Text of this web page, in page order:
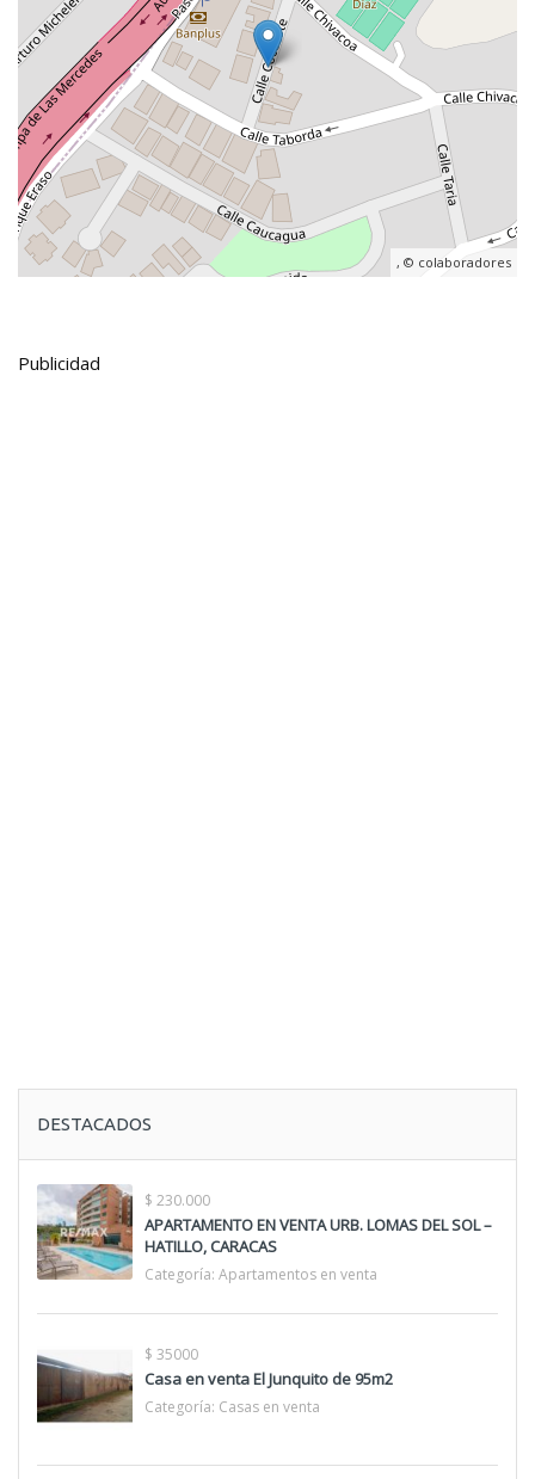
, © colaboradores
Publicidad
DESTACADOS
$ 230.000
APARTAMENTO EN VENTA URB. LOMAS DEL SOL –
HATILLO, CARACAS
Categoría: Apartamentos en venta
$ 35000
Casa en venta El Junquito de 95m2
Categoría: Casas en venta